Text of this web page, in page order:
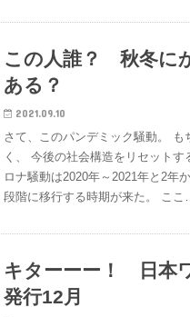
この人誰？ 秋冬に
ある？
2021.09.10
さて、このパンデミック騒動。 も
く、 今後の社会構造をリセット
ロナ騒動は2020年～2021年と2年
段階に移行する時期が来た。 こ
キターーー！ 日本
発行12月